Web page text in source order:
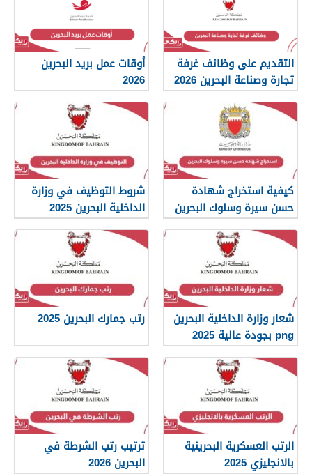
التقديم على وظائف غرفة
تجارة وصناعة البحرين 2026
أوقات عمل بريد البحرين
2026
كيفية استخراج شهادة
حسن سيرة وسلوك البحرين
2026
شروط التوظيف في وزارة
الداخلية البحرين 2025
شعار وزارة الداخلية البحرين
png بجودة عالية 2025
رتب جمارك البحرين 2025
الرتب العسكرية البحرينية
بالانجليزي 2025
ترتيب رتب الشرطة في
البحرين 2026